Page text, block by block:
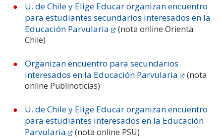
U. de Chile y Elige Educar organizan encuentro
para estudiantes secundarios interesados en la
Educación Parvularia
(nota online Orienta
Chile)
Organizan encuentro para secundarios
interesados en la Educación Parvularia
(nota
online Publinoticias)
U. de Chile y Elige Educar organizan encuentro
para estudiantes interesados en la Educación
Parvularia
(nota online PSU)